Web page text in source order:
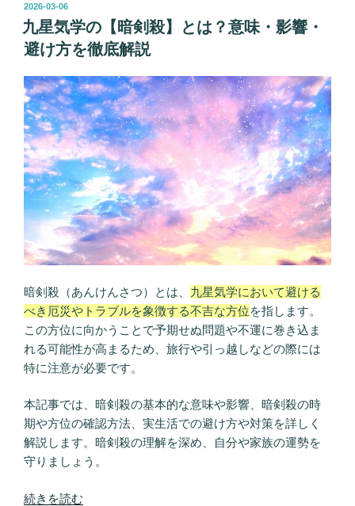
投
稿
日:
2026-03-06
九星気学の【暗剣殺】とは？意味・影響・
避け方を徹底解説
暗剣殺（あんけんさつ）とは、 九星気学において避ける
べき厄災やトラブルを象徴する不吉な方位を指します。
この方位に向かうことで予期せぬ問題や不運に巻き込ま
れる可能性が高まるため、旅行や引っ越しなどの際には
特に注意が必要です。
本記事では、暗剣殺の基本的な意味や影響、暗剣殺の時
期や方位の確認方法、実生活での避け方や対策を詳しく
解説します。暗剣殺の理解を深め、自分や家族の運勢を
守りましょう。
“九
続きを読む